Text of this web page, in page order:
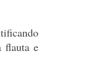
flauta e